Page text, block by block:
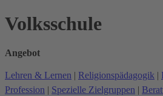
Volksschule
Angebot
Lehren & Lernen | Religionspädagogik |
Profession | Spezielle Zielgruppen |